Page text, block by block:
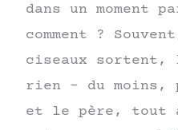
dans un moment
comment ?
ciseaux sortent,
rien – du moins,
et le père, tout